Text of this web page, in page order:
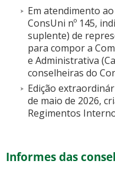
Em atendimento ao
ConsUni nº 145,
suplente) de
para compor a
e Administrativa
conselheiras do
Edição
de maio de 2026,
Regimentos
Informes das